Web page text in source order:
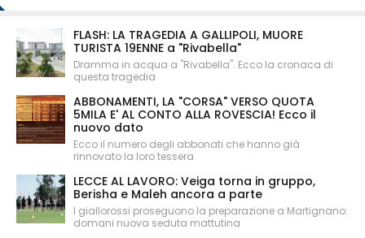
FLASH: LA TRAGEDIA A GALLIPOLI, MUORE
TURISTA 19ENNE a "Rivabella"
Dramma in acqua a "Rivabella". Ecco la cronaca di
questa tragedia
ABBONAMENTI, LA "CORSA" VERSO QUOTA
5MILA E' AL CONTO ALLA ROVESCIA! Ecco il
nuovo dato
Ecco il numero degli abbonati che hanno già
rinnovato la loro tessera
LECCE AL LAVORO: Veiga torna in gruppo,
Berisha e Maleh ancora a parte
I giallorossi proseguono la preparazione a Martignano:
domani nuova seduta mattutina